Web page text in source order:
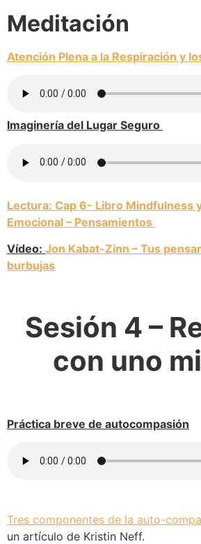
Meditación
Atención Plena a la Respiración y
Imaginería del Lugar Seguro
Lectura: Cap 6- Libro Mindfulness
Emocional – Pensamientos
Vídeo: Jon Kabat-Zinn – Tus
burbujas
Sesión 4 –
con uno
Práctica breve de autocompasión
Tres componentes de la auto-
un artículo de Kristin Neff.